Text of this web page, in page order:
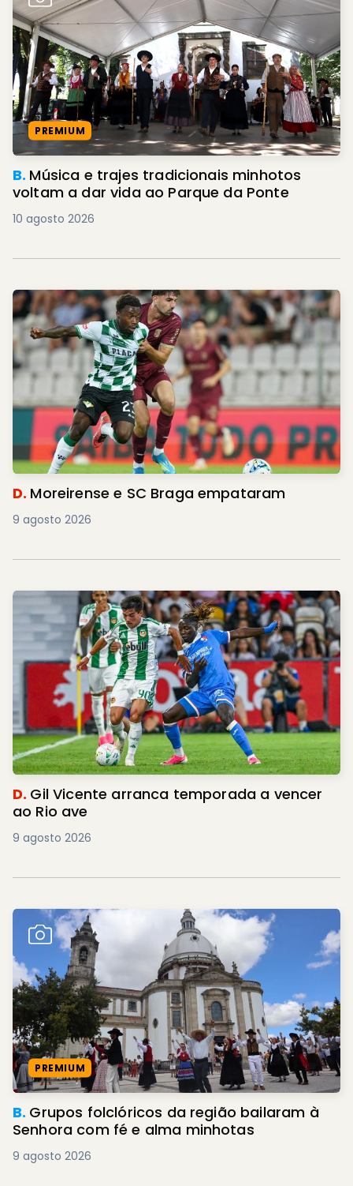
PREMIUM
B. Música e trajes tradicionais minhotos
voltam a dar vida ao Parque da Ponte
10 agosto 2026
D. Moreirense e SC Braga empataram
9 agosto 2026
D. Gil Vicente arranca temporada a vencer
ao Rio ave
9 agosto 2026
PREMIUM
B. Grupos folclóricos da região bailaram à
Senhora com fé e alma minhotas
9 agosto 2026